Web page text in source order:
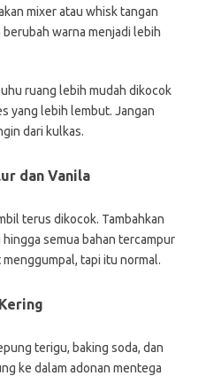
mixer atau whisk tangan
warna menjadi lebih
ruang lebih mudah dikocok
yang lebih lembut. Jangan
dari kulkas.
dan Vanila
terus dikocok. Tambahkan
semua bahan tercampur
tapi itu normal.
terigu, baking soda, dan
ke dalam adonan mentega